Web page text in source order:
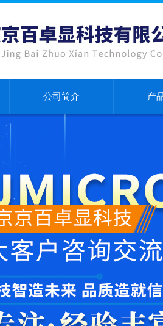
公司简介 产